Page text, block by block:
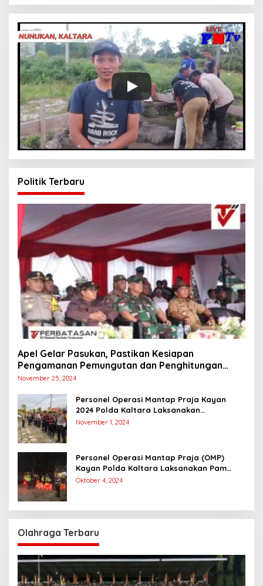
Politik Terbaru
Apel Gelar Pasukan, Pastikan Kesiapan
Pengamanan Pemungutan dan Penghitungan
Suara
November 25, 2024
Personel Operasi Mantap Praja Kayan
2024 Polda Kaltara Laksanakan
Pengamanan Simulasi Pemungutan dan
November 1, 2024
Personel Operasi Mantap Praja (OMP)
Kayan Polda Kaltara Laksanakan Pam
Kampanye Paslon Gubernur dan Wakil
Oktober 4, 2024
Olahraga Terbaru